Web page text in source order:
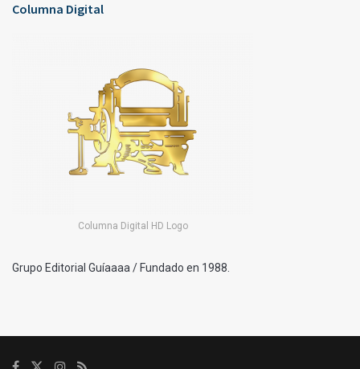
Columna Digital
Columna Digital HD Logo
Grupo Editorial Guíaaaa / Fundado en 1988.